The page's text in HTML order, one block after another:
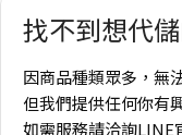
找不到想代
因商品種類眾多，無
但我們提供任何你有
如需服務請洽詢LINE